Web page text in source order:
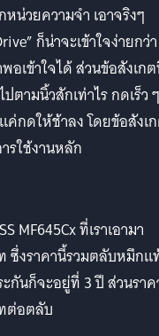
น่วยความจำ เอาจริงๆ
ก็น่าจะเข้าใจง่ายกว่า
เข้าใจได้ ส่วนข้อสังเก
ามนิ้วสักเท่าไร กดเร็ว ๆ
กดให้ช้าลง โดยข้อสังเ
รใช้งานหลัก
MF645Cx ที่เราเอามา
ซึ่งราคานี้รวมตลับหมึก
กันก็จะอยู่ที่ 3 ปี ส่วนรา
ต่อตลับ